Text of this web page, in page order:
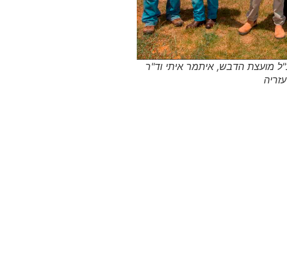
מועצת הדבש, איתמר איתי וד"ר